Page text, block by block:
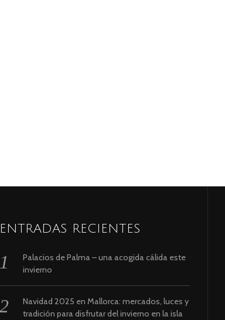
ENTRADAS RECIENTES
Palacios de Palma – una acogida cálida este
invierno
Navidad 2025 en Mallorca: mercados, luces y
tradición para disfrutar del invierno en la isla